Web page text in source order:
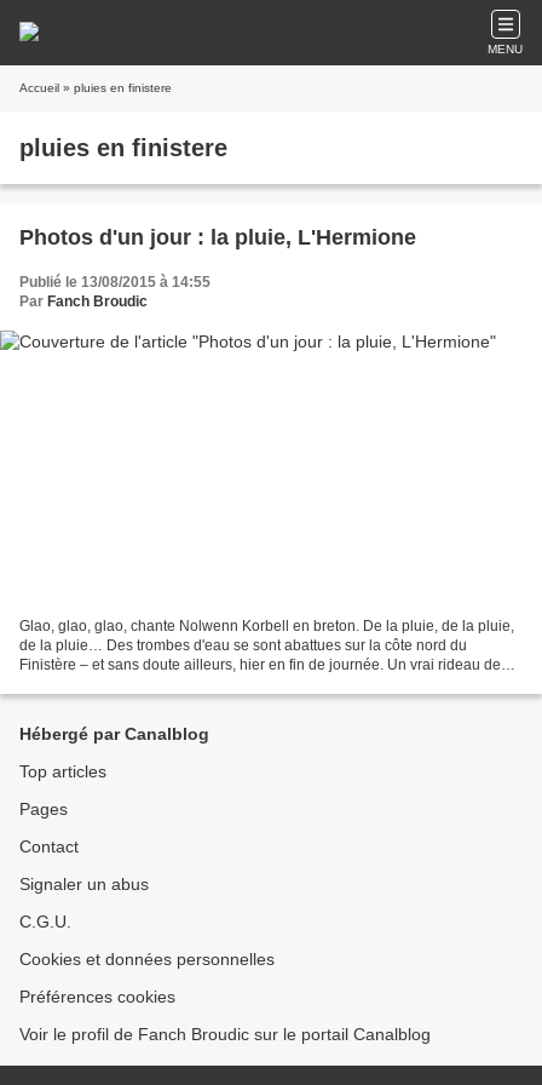
MENU
Accueil » pluies en finistere
pluies en finistere
Photos d'un jour : la pluie, L'Hermione
Publié le 13/08/2015 à 14:55
Par Fanch Broudic
Glao, glao, glao, chante Nolwenn Korbell en breton. De la pluie, de la pluie,
de la pluie… Des trombes d'eau se sont abattues sur la côte nord du
Finistère – et sans doute ailleurs, hier en fin de journée. Un vrai rideau de
Hébergé par Canalblog
Top articles
Pages
Contact
Signaler un abus
C.G.U.
Cookies et données personnelles
Préférences cookies
Voir le profil de Fanch Broudic sur le portail Canalblog